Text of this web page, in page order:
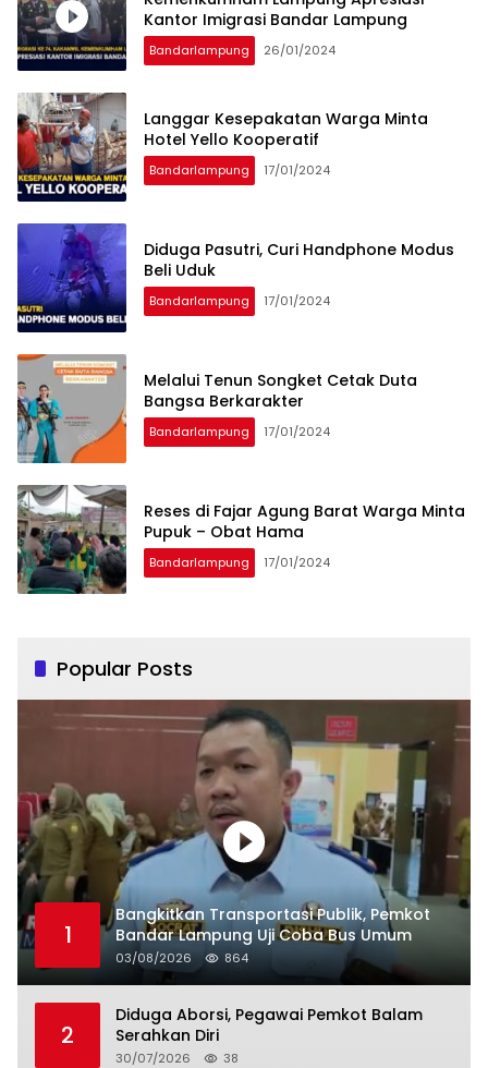
Kantor Imigrasi Bandar Lampung
Bandarlampung 26/01/2024
Langgar Kesepakatan Warga Minta
Hotel Yello Kooperatif
Bandarlampung 17/01/2024
Diduga Pasutri, Curi Handphone Modus
Beli Uduk
Bandarlampung 17/01/2024
Melalui Tenun Songket Cetak Duta
Bangsa Berkarakter
Bandarlampung 17/01/2024
Reses di Fajar Agung Barat Warga Minta
Pupuk – Obat Hama
Bandarlampung 17/01/2024
Popular Posts
1
Bangkitkan Transportasi Publik, Pemkot
Bandar Lampung Uji Coba Bus Umum
03/08/2026 864
2
Diduga Aborsi, Pegawai Pemkot Balam
Serahkan Diri
30/07/2026 38